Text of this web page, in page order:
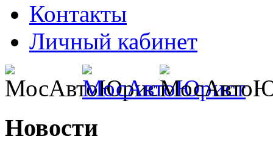
Контакты
Личный кабинет
Новости